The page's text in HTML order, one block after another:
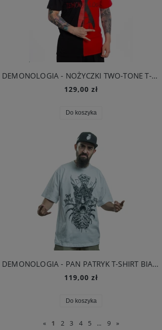
DEMONOLOGIA - NOŻYCZKI TWO-TONE T-SHIRT CZARNY/CZERWONY
129,00 zł
Do koszyka
DEMONOLOGIA - PAN PATRYK T-SHIRT BIAŁY
119,00 zł
Do koszyka
« 1 2 3 4 5 ... 9 »